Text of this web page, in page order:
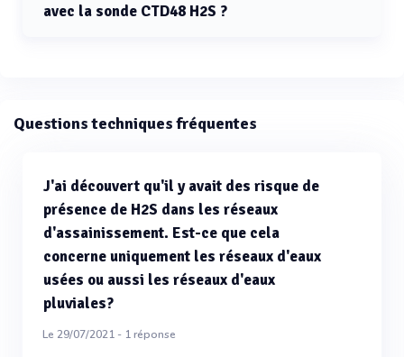
avec la sonde CTD48 H2S ?
Questions techniques fréquentes
J'ai découvert qu'il y avait des risque de
présence de H2S dans les réseaux
d'assainissement. Est-ce que cela
concerne uniquement les réseaux d'eaux
usées ou aussi les réseaux d'eaux
pluviales?
Le 29/07/2021 - 1réponse